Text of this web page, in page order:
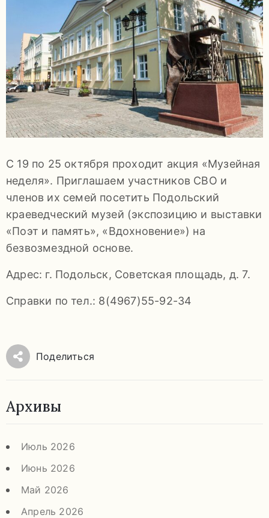
Контакты
(4967)
55-
92-
pdls_mukpmuzey@mosreg.ru
Заявление
С 19 по 25 октября проходит акция «Музейная
неделя». Приглашаем участников СВО и
членов их семей посетить Подольский
краеведческий музей (экспозицию и выставки
«Поэт и память», «Вдохновение») на
безвозмездной основе.
Адрес: г. Подольск, Советская площадь, д. 7.
Справки по тел.: 8(4967)55-92-34
Поделиться
Архивы
Июль 2026
Июнь 2026
Май 2026
Апрель 2026